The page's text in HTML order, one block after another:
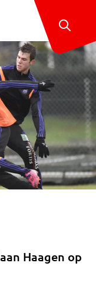
Haagen op